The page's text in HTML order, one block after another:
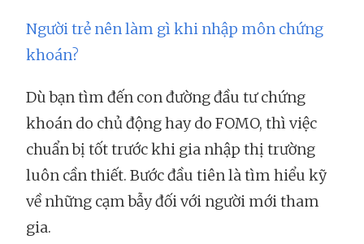
Người trẻ nên làm gì khi nhập môn chứng
khoán?
Dù bạn tìm đến con đường đầu tư chứng
khoán do chủ động hay do FOMO, thì việc
chuẩn bị tốt trước khi gia nhập thị trường
luôn cần thiết. Bước đầu tiên là tìm hiểu kỹ
về những cạm bẫy đối với người mới tham
gia.